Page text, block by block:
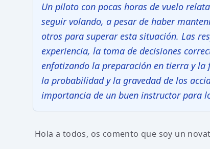
Un piloto con pocas horas de vuelo
seguir volando, a pesar de haber
otros para superar esta situación. Las
experiencia, la toma de decisiones
enfatizando la preparación en tierra y la
la probabilidad y la gravedad de los
importancia de un buen instructor para
Hola a todos, os comento que soy un